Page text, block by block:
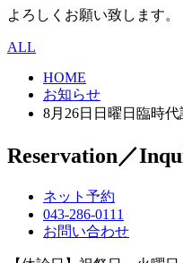
よろしくお願い致します。
ALL
HOME
お知らせ
8月26日日曜日臨時
Reservation／
ネット予約
043-286-0111
お問い合わせ